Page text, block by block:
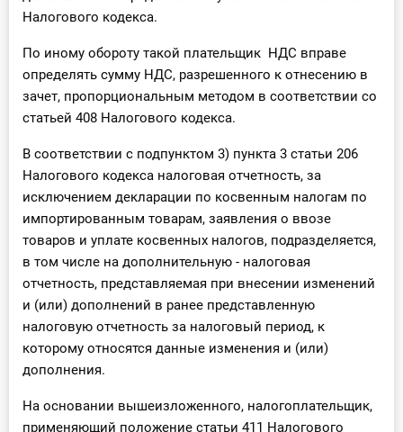
Налогового кодекса.
По иному обороту такой плательщик НДС вправе
определять сумму НДС, разрешенного к отнесению в
зачет, пропорциональным методом в соответствии со
статьей 408 Налогового кодекса.
В соответствии с подпунктом 3) пункта 3 статьи 206
Налогового кодекса налоговая отчетность, за
исключением декларации по косвенным налогам по
импортированным товарам, заявления о ввозе
товаров и уплате косвенных налогов, подразделяется,
в том числе на дополнительную - налоговая
отчетность, представляемая при внесении изменений
и (или) дополнений в ранее представленную
налоговую отчетность за налоговый период, к
которому относятся данные изменения и (или)
дополнения.
На основании вышеизложенного, налогоплательщик,
применяющий положение статьи 411 Налогового